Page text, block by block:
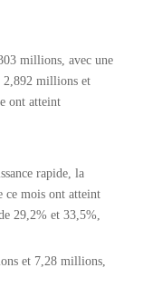
millions, avec une
2,892 millions et
ont atteint
rapide, la
ce mois ont atteint
29,2% et 33,5%,
et 7,28 millions,